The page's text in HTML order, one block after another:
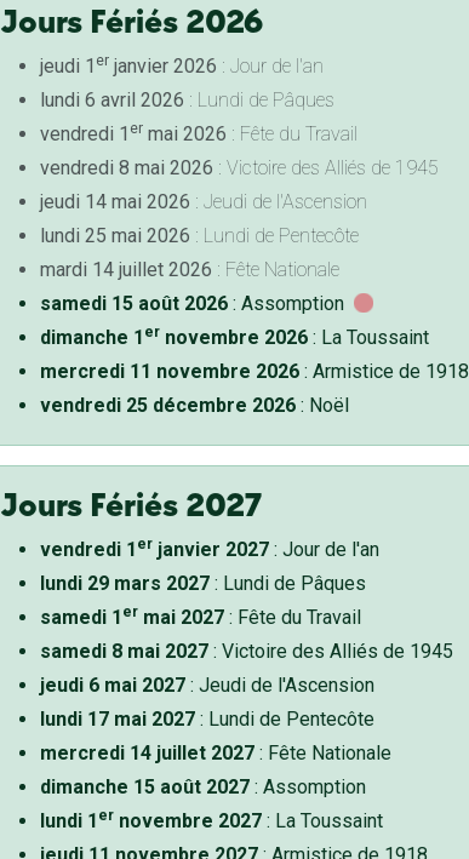
Jours Fériés 2026
jeudi 1 erjanvier 2026 : Jour de l'an
lundi 6 avril 2026 : Lundi de Pâques
vendredi 1 ermai 2026 : Fête du Travail
vendredi 8 mai 2026 : Victoire des Alliés de 1945
jeudi 14 mai 2026 : Jeudi de l'Ascension
lundi 25 mai 2026 : Lundi de Pentecôte
mardi 14 juillet 2026 : Fête Nationale
samedi 15 août 2026: Assomption
dimanche 1 ernovembre 2026: La Toussaint
mercredi 11 novembre 2026: Armistice de 1918
vendredi 25 décembre 2026: Noël
Jours Fériés 2027
vendredi 1 erjanvier 2027: Jour de l'an
lundi 29 mars 2027: Lundi de Pâques
samedi 1 ermai 2027: Fête du Travail
samedi 8 mai 2027: Victoire des Alliés de 1945
jeudi 6 mai 2027: Jeudi de l'Ascension
lundi 17 mai 2027: Lundi de Pentecôte
mercredi 14 juillet 2027: Fête Nationale
dimanche 15 août 2027: Assomption
lundi 1 ernovembre 2027: La Toussaint
jeudi 11 novembre 2027: Armistice de 1918